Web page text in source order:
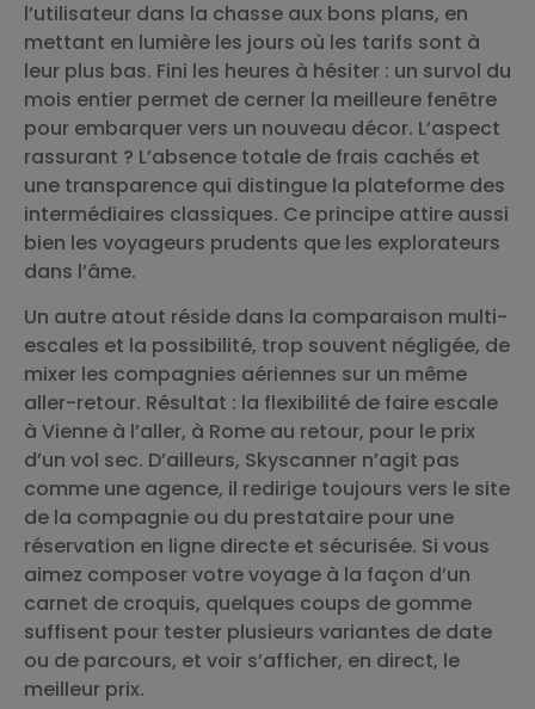
l’utilisateur dans la chasse aux bons plans, en
mettant en lumière les jours où les tarifs sont à
leur plus bas. Fini les heures à hésiter : un survol du
mois entier permet de cerner la meilleure fenêtre
pour embarquer vers un nouveau décor. L’aspect
rassurant ? L’absence totale de frais cachés et
une transparence qui distingue la plateforme des
intermédiaires classiques. Ce principe attire aussi
bien les voyageurs prudents que les explorateurs
dans l’âme.
Un autre atout réside dans la comparaison multi-
escales et la possibilité, trop souvent négligée, de
mixer les compagnies aériennes sur un même
aller-retour. Résultat : la flexibilité de faire escale
à Vienne à l’aller, à Rome au retour, pour le prix
d’un vol sec. D’ailleurs, Skyscanner n’agit pas
comme une agence, il redirige toujours vers le site
de la compagnie ou du prestataire pour une
réservation en ligne directe et sécurisée. Si vous
aimez composer votre voyage à la façon d’un
carnet de croquis, quelques coups de gomme
suffisent pour tester plusieurs variantes de date
ou de parcours, et voir s’afficher, en direct, le
meilleur prix.